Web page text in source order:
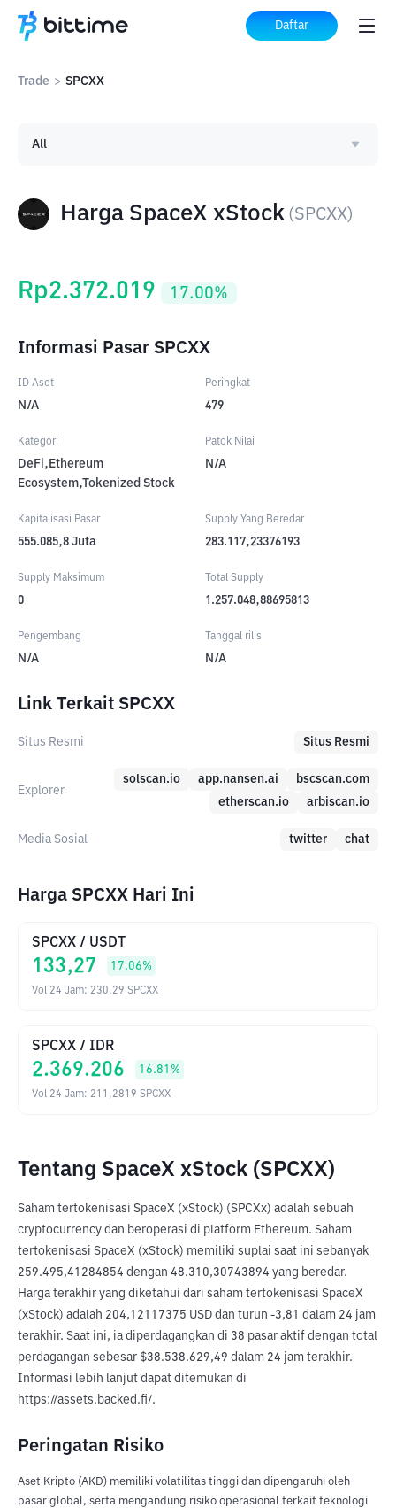
Daftar
Trade > SPCXX
Harga SpaceX xStock (SPCXX)
All
Rp2.372.019 17.00%
Informasi Pasar SPCXX
ID Aset
N/A
Peringkat
479
Kategori
DeFi,Ethereum
Ecosystem,Tokenized Stock
Patok Nilai
N/A
Kapitalisasi Pasar
555.085,8 Juta
Supply Yang Beredar
283.117,23376193
Supply Maksimum
0
Total Supply
1.257.048,88695813
Pengembang
N/A
Tanggal rilis
N/A
Link Terkait SPCXX
Situs Resmi Situs Resmi
Explorer
solscan.io app.nansen.ai
bscscan.com
etherscan.io
arbiscan.io
Media Sosial twitter chat
Harga SPCXX Hari Ini
SPCXX / USDT
133,27 17.06%
Vol 24 Jam: 230,29 SPCXX
SPCXX / IDR
2.369.206 16.81 %
Vol 24 Jam: 211,2819 SPCXX
Tentang SpaceX xStock (SPCXX)
Saham tertokenisasi SpaceX (xStock) (SPCXx) adalah sebuah
cryptocurrency dan beroperasi di platform Ethereum. Saham
tertokenisasi SpaceX (xStock) memiliki suplai saat ini sebanyak
259.495,41284854 dengan 48.310,30743894 yang beredar.
Harga terakhir yang diketahui dari saham tertokenisasi SpaceX
(xStock) adalah 204,12117375 USD dan turun -3,81 dalam 24 jam
terakhir. Saat ini, ia diperdagangkan di 38 pasar aktif dengan total
perdagangan sebesar $38.538.629,49 dalam 24 jam terakhir.
Informasi lebih lanjut dapat ditemukan di
https://assets.backed.fi/.
Peringatan Risiko
Aset Kripto (AKD) memiliki volatilitas tinggi dan dipengaruhi oleh
pasar global, serta mengandung risiko operasional terkait teknologi